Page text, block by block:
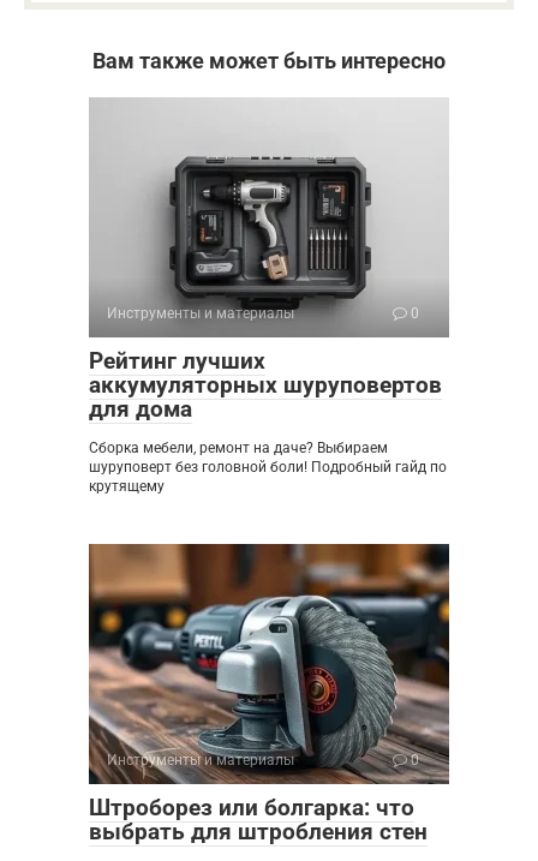
Вам также может быть интересно
Инструменты и материалы 0
Рейтинг лучших
аккумуляторных шуруповертов
для дома
Сборка мебели, ремонт на даче? Выбираем
шуруповерт без головной боли! Подробный гайд по
крутящему
Инструменты и материалы 0
Штроборез или болгарка: что
выбрать для штробления стен